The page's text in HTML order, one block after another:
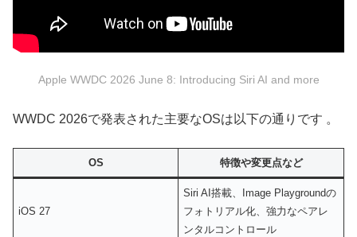
Apple WWDC 2026 June 8: Introducing Siri AI and more
WWDC 2026で発表された主要なOSは以下の通りです 。
OS 特徴や変更点など
iOS 27
Siri AI搭載、Image Playgroundの
フォトリアル化、強力なペアレ
ンタルコントロール